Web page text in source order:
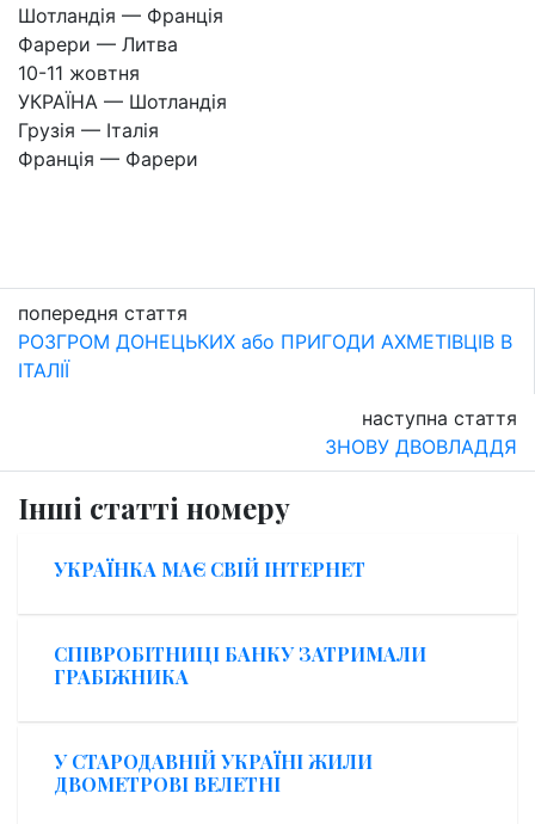
Шотландія — Франція
Фарери — Литва
10-11 жовтня
УКРАЇНА — Шотландія
Грузія — Італія
Франція — Фарери
попередня стаття
РОЗГРОМ ДОНЕЦЬКИХ aбо ПРИГОДИ АХМЕТІВЦІВ В
ІТАЛІЇ
наступна стаття
ЗНОВУ ДВОВЛАДДЯ
Інші статті номеру
УКРАЇНКА МАЄ СВІЙ ІНТЕРНЕТ
СПІВРОБІТНИЦІ БАНКУ ЗАТРИМАЛИ
ГРАБІЖНИКА
У СТАРОДАВНІЙ УКРАЇНІ ЖИЛИ
ДВОМЕТРОВІ ВЕЛЕТНІ